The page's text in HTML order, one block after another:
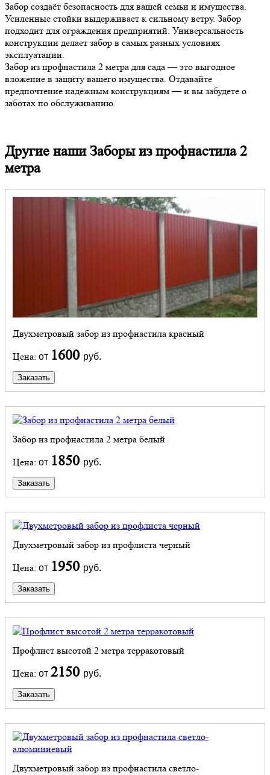
Забор создаёт безопасность для вашей семьи и имущества.
Усиленные стойки выдерживает к сильному ветру. Забор
подходит для ограждения предприятий. Универсальность
конструкции делает забор в самых разных условиях
эксплуатации.
Забор из профнастила 2 метра для сада — это выгодное
вложение в защиту вашего имущества. Отдавайте
предпочтение надёжным конструкциям — и вы забудете о
заботах по обслуживанию.
Другие наши Заборы из профнастила 2
метра
Двухметровый забор из профнастила красный
Цена: от 1600 руб.
Заказать
Забор из профнастила 2 метра белый
Цена: от 1850 руб.
Заказать
Двухметровый забор из профлиста черный
Цена: от 1950 руб.
Заказать
Профлист высотой 2 метра терракотовый
Цена: от 2150 руб.
Заказать
Двухметровый забор из профнастила светло-